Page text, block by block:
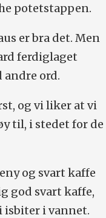
potetstappen.
er bra det. Men
ferdiglaget
andre ord.
og vi liker at vi
til, i stedet for de
og svart kaffe
god svart kaffe,
isbiter i vannet.